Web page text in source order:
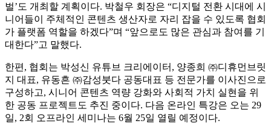
벌’도 개최할 계획이다. 박철우 회장은 “디지털 전환 시대에 시
니어들이 주체적인 콘텐츠 생산자로 자리 잡을 수 있도록 협회
가 플랫폼 역할을 하겠다”며 “앞으로도 많은 관심과 참여를 기
대한다”고 말했다.
한편, 협회는 박성신 유튜브 크리에이터, 양종희 ㈜디휴먼브릿
지 대표, 유동흔 ㈜감성붓다 공동대표 등 전문가를 이사진으로
구성하고, 시니어 콘텐츠 역량 강화와 사회적 가치 실현을 위
한 공동 프로젝트도 추진 중이다. 다음 온라인 특강은 오는 29
일, 2회 오프라인 세미나는 6월 25일 열릴 예정이다.